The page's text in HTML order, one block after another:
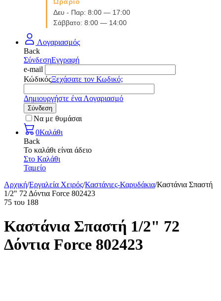
Δευ - Παρ: 8:00 — 17:00
Σάββατο: 8:00 — 14:00
Λογαριασμός
Back
ΣύνδεσηΕγγραφή
e-mail
ΚώδικόςΞεχάσατε τον Κωδικό;
Δημιουργήστε ένα Λογαριασμό
Σύνδεση
Να με θυμάσαι
0Καλάθι
Back
Το καλάθι είναι άδειο
Στο Καλάθι
Ταμείο
Αρχική/Εργαλεία Χειρός/Καστάνιες-Καρυδάκια/Καστάνια Σπαστή
1/2" 72 Δόντια Force 802423
75 του 188
Καστάνια Σπαστή 1/2" 72
Δόντια Force 802423